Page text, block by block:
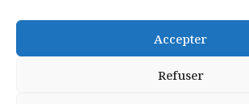
Accepter
Refuser